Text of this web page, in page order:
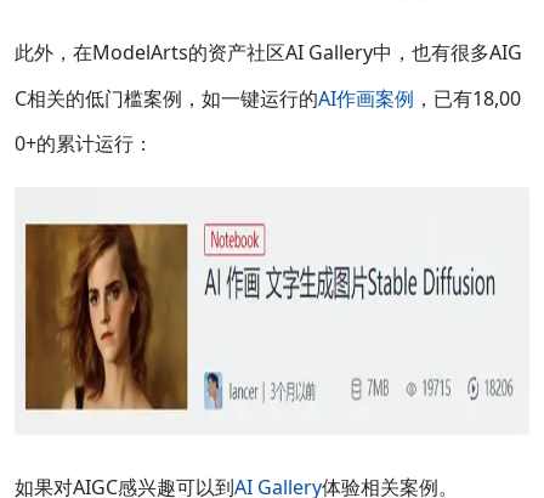
此外，在ModelArts的资产社区AI Gallery中，也有很多AIG
C相关的低门槛案例，如一键运行的AI作画案例 ，已有18,00
0+的累计运行：
如果对AIGC感兴趣可以到AI Gallery体验相关案例。